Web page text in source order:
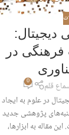
دیجیتال:
در
قلم 0
در علوم به ایجاد
پژوهشی جدید
مقاله به ابزارها،